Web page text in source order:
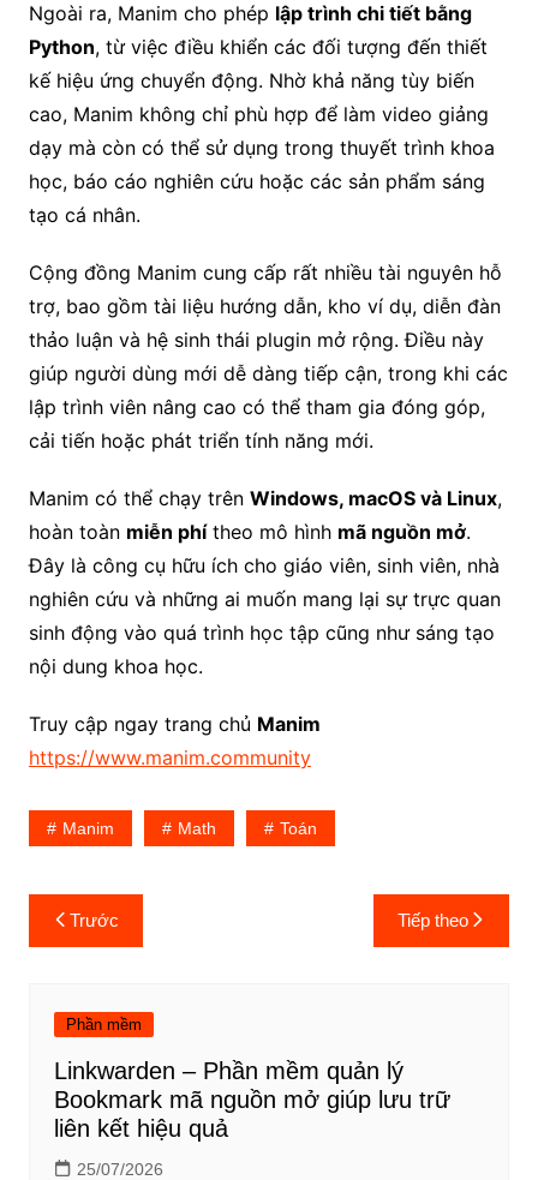
Ngoài ra, Manim cho phép lập trình chi tiết bằng
Python, từ việc điều khiển các đối tượng đến thiết
kế hiệu ứng chuyển động. Nhờ khả năng tùy biến
cao, Manim không chỉ phù hợp để làm video giảng
dạy mà còn có thể sử dụng trong thuyết trình khoa
học, báo cáo nghiên cứu hoặc các sản phẩm sáng
tạo cá nhân.
Cộng đồng Manim cung cấp rất nhiều tài nguyên hỗ
trợ, bao gồm tài liệu hướng dẫn, kho ví dụ, diễn đàn
thảo luận và hệ sinh thái plugin mở rộng. Điều này
giúp người dùng mới dễ dàng tiếp cận, trong khi các
lập trình viên nâng cao có thể tham gia đóng góp,
cải tiến hoặc phát triển tính năng mới.
Manim có thể chạy trên Windows, macOS và Linux,
hoàn toàn miễn phítheo mô hình mã nguồn mở.
Đây là công cụ hữu ích cho giáo viên, sinh viên, nhà
nghiên cứu và những ai muốn mang lại sự trực quan
sinh động vào quá trình học tập cũng như sáng tạo
nội dung khoa học.
Truy cập ngay trang chủ Manim
https://www.manim.community
Manim Math Toán
Điều
hướng
viết
Trước Tiếp theo
Phần mềm
Linkwarden – Phần mềm quản lý
Bookmark mã nguồn mở giúp lưu trữ
liên kết hiệu quả
25/07/2026